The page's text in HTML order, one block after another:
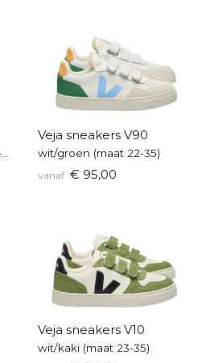
Veja sneakers V90
wit/groen (maat 22-35)
vanaf € 95,00
Veja sneakers V10
wit/kaki (maat 23-35)